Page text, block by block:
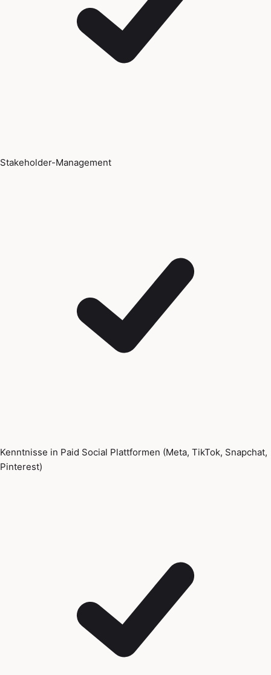
Stakeholder-Management
Kenntnisse in Paid Social Plattformen (Meta, TikTok, Snapchat,
Pinterest)